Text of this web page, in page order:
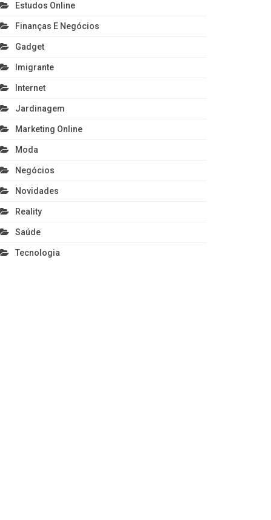
Estudos Online
Finanças E Negócios
Gadget
Imigrante
Internet
Jardinagem
Marketing Online
Moda
Negócios
Novidades
Reality
Saúde
Tecnologia